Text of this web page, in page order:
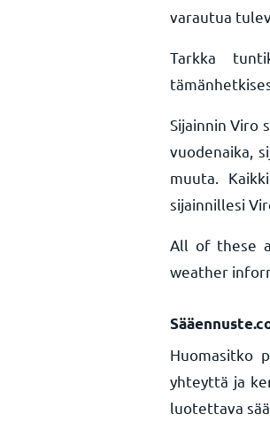
varautua
Tarkka
Sijainnin Viro
vuodenaika,
muuta.
sijainnillesi
All of these
weather
Huomasitko
yhteyttä ja
luotettava